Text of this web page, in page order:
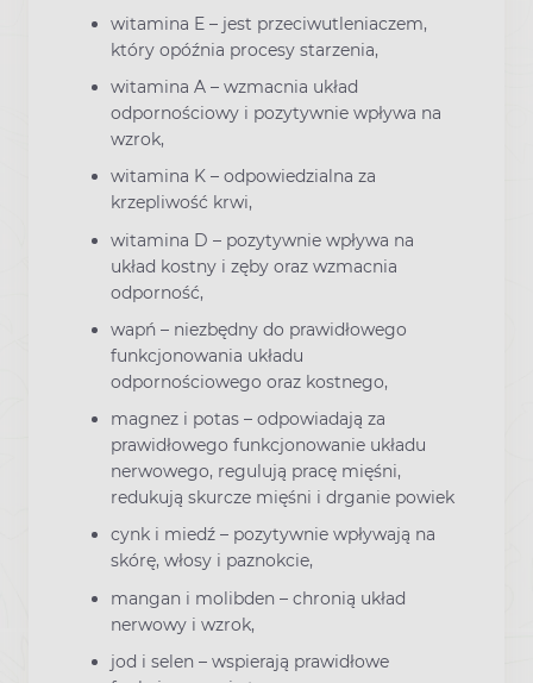
witamina E – jest przeciwutleniaczem,
który opóźnia procesy starzenia,
witamina A – wzmacnia układ
odpornościowy i pozytywnie wpływa na
wzrok,
witamina K – odpowiedzialna za
krzepliwość krwi,
witamina D – pozytywnie wpływa na
układ kostny i zęby oraz wzmacnia
odporność,
wapń – niezbędny do prawidłowego
funkcjonowania układu
odpornościowego oraz kostnego,
magnez i potas – odpowiadają za
prawidłowego funkcjonowanie układu
nerwowego, regulują pracę mięśni,
redukują skurcze mięśni i drganie powiek
cynk i miedź – pozytywnie wpływają na
skórę, włosy i paznokcie,
mangan i molibden – chronią układ
nerwowy i wzrok,
jod i selen – wspierają prawidłowe